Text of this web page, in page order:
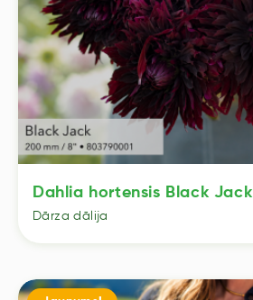
Dahlia hortensis Black Jack
Dārza dālija